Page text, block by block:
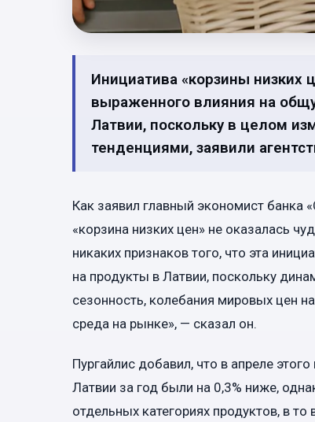
Инициатива «корзины низких
выраженного влияния на
Латвии, поскольку в целом
тенденциями, заявили
Как заявил главный экономист банка
«корзина низких цен» не оказалась
никаких признаков того, что эта
на продукты в Латвии, поскольку
сезонность, колебания мировых цен
среда на рынке», — сказал он.
Пургайлис добавил, что в апреле
Латвии за год были на 0,3% ниже,
отдельных категориях продуктов, в